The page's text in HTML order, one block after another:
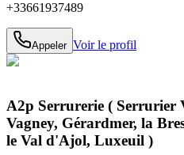
+33661937489
Appeler Voir le profil
A2p Serrurerie ( Serrurier
Vagney, Gérardmer, la
le Val d'Ajol, Luxeuil )